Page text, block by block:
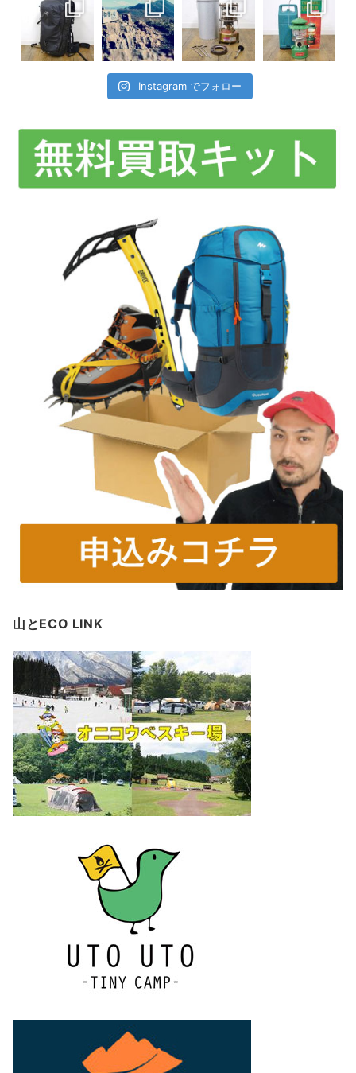
Instagram でフォロー
山とECO LINK